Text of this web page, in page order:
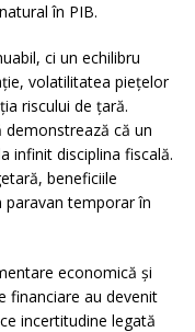
în PIB.
ci un echilibru
volatilitatea piețelor
riscului de țară.
demonstrează că un
infinit disciplina fiscală.
beneficiile
paravan temporar în
economică și
financiare au devenit
incertitudine legată